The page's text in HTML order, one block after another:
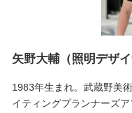
矢野大輔（照明デザイ
1983年生まれ。武蔵野美
イティングプランナーズ